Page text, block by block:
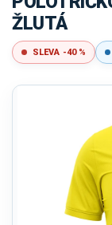
je
0,0
z
5
ŽLUTÁ
SLEVA -40 %